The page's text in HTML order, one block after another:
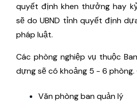
quyết định khen thưởng hay
sẽ do UBND tỉnh quyết định
pháp luật.
Các phòng nghiệp vụ thuộc
dựng sẽ có khoảng 5 - 6 phòng.
Văn phòng ban quản lý